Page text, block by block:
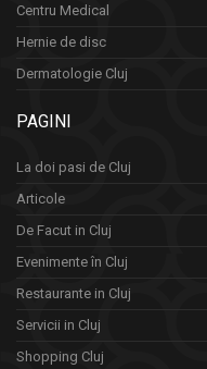
Centru Medical
Hernie de disc
Dermatologie Cluj
PAGINI
La doi pasi de Cluj
Articole
De Facut in Cluj
Evenimente în Cluj
Restaurante in Cluj
Servicii in Cluj
Shopping Cluj